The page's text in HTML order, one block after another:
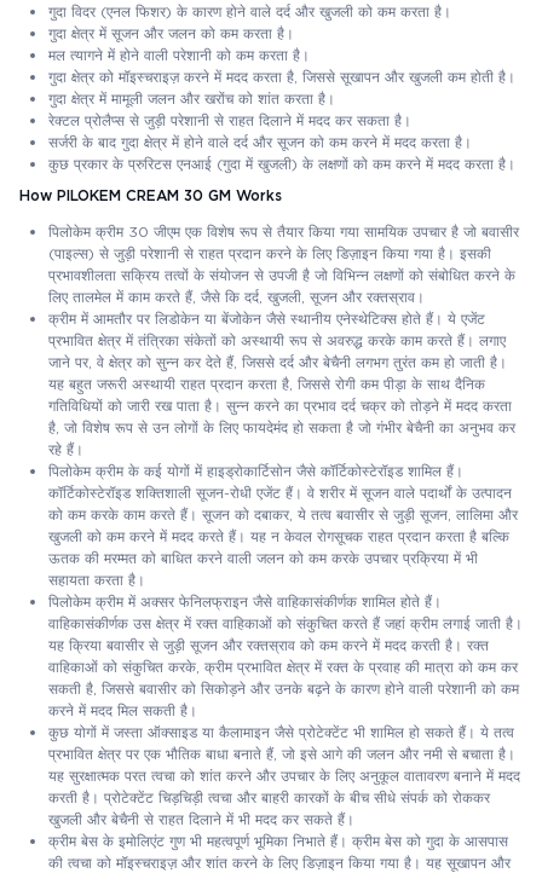
गुदा विदर (एनल फिशर) के कारण होने वाले दर्द और खुजली को कम करता है।
गुदा क्षेत्र में सूजन और जलन को कम करता है।
मल त्यागने में होने वाली परेशानी को कम करता है।
गुदा क्षेत्र को मॉइस्चराइज़ करने में मदद करता है, जिससे सूखापन और खुजली कम होती है।
गुदा क्षेत्र में मामूली जलन और खरोंच को शांत करता है।
रेक्टल प्रोलैप्स से जुड़ी परेशानी से राहत दिलाने में मदद कर सकता है।
सर्जरी के बाद गुदा क्षेत्र में होने वाले दर्द और सूजन को कम करने में मदद करता है।
कुछ प्रकार के प्रुरिटस एनआई (गुदा में खुजली) के लक्षणों को कम करने में मदद करता है।
How PILOKEM CREAM 30 GM Works
पिलोकेम क्रीम 30 जीएम एक विशेष रूप से तैयार किया गया सामयिक उपचार है जो बवासीर
(पाइल्स) से जुड़ी परेशानी से राहत प्रदान करने के लिए डिज़ाइन किया गया है। इसकी
प्रभावशीलता सक्रिय तत्वों के संयोजन से उपजी है जो विभिन्न लक्षणों को संबोधित करने के
लिए तालमेल में काम करते हैं, जैसे कि दर्द, खुजली, सूजन और रक्तस्राव।
क्रीम में आमतौर पर लिडोकेन या बेंजोकेन जैसे स्थानीय एनेस्थेटिक्स होते हैं। ये एजेंट
प्रभावित क्षेत्र में तंत्रिका संकेतों को अस्थायी रूप से अवरुद्ध करके काम करते हैं। लगाए
जाने पर, वे क्षेत्र को सुन्न कर देते हैं, जिससे दर्द और बेचैनी लगभग तुरंत कम हो जाती है।
यह बहुत जरूरी अस्थायी राहत प्रदान करता है, जिससे रोगी कम पीड़ा के साथ दैनिक
गतिविधियों को जारी रख पाता है। सुन्न करने का प्रभाव दर्द चक्र को तोड़ने में मदद करता
है, जो विशेष रूप से उन लोगों के लिए फायदेमंद हो सकता है जो गंभीर बेचैनी का अनुभव कर
रहे हैं।
पिलोकेम क्रीम के कई योगों में हाइड्रोकार्टिसोन जैसे कॉर्टिकोस्टेरॉइड शामिल हैं।
कॉर्टिकोस्टेरॉइड शक्तिशाली सूजन-रोधी एजेंट हैं। वे शरीर में सूजन वाले पदार्थों के उत्पादन
को कम करके काम करते हैं। सूजन को दबाकर, ये तत्व बवासीर से जुड़ी सूजन, लालिमा और
खुजली को कम करने में मदद करते हैं। यह न केवल रोगसूचक राहत प्रदान करता है बल्कि
ऊतक की मरम्मत को बाधित करने वाली जलन को कम करके उपचार प्रक्रिया में भी
सहायता करता है।
पिलोकेम क्रीम में अक्सर फेनिलफ्राइन जैसे वाहिकासंकीर्णक शामिल होते हैं।
वाहिकासंकीर्णक उस क्षेत्र में रक्त वाहिकाओं को संकुचित करते हैं जहां क्रीम लगाई जाती है।
यह क्रिया बवासीर से जुड़ी सूजन और रक्तस्राव को कम करने में मदद करती है। रक्त
वाहिकाओं को संकुचित करके, क्रीम प्रभावित क्षेत्र में रक्त के प्रवाह की मात्रा को कम कर
सकती है, जिससे बवासीर को सिकोड़ने और उनके बढ़ने के कारण होने वाली परेशानी को कम
करने में मदद मिल सकती है।
कुछ योगों में जस्ता ऑक्साइड या कैलामाइन जैसे प्रोटेक्टेंट भी शामिल हो सकते हैं। ये तत्व
प्रभावित क्षेत्र पर एक भौतिक बाधा बनाते हैं, जो इसे आगे की जलन और नमी से बचाता है।
यह सुरक्षात्मक परत त्वचा को शांत करने और उपचार के लिए अनुकूल वातावरण बनाने में मदद
करती है। प्रोटेक्टेंट चिड़चिड़ी त्वचा और बाहरी कारकों के बीच सीधे संपर्क को रोककर
खुजली और बेचैनी से राहत दिलाने में भी मदद कर सकते हैं।
क्रीम बेस के इमोलिएंट गुण भी महत्वपूर्ण भूमिका निभाते हैं। क्रीम बेस को गुदा के आसपास
की त्वचा को मॉइस्चराइज़ और शांत करने के लिए डिज़ाइन किया गया है। यह सूखापन और